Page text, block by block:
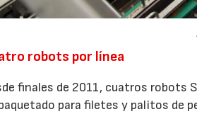
robots por línea
finales de 2011, cuatros robots
para filetes y palitos de